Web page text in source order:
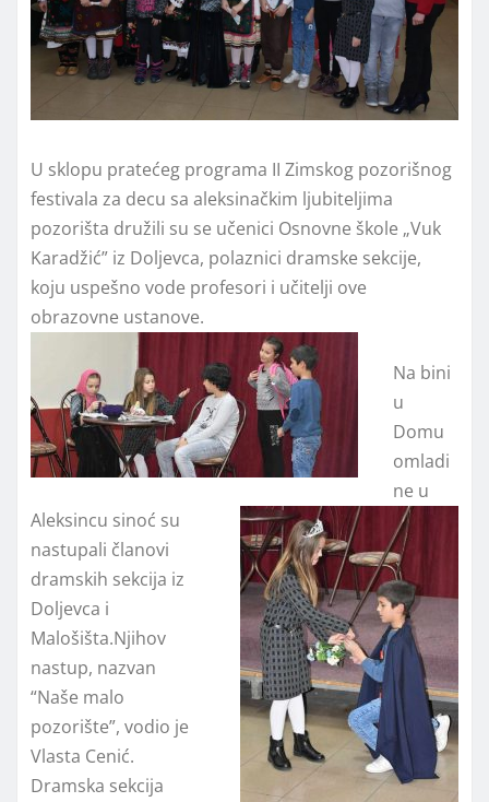
U sklopu pratećeg programa II Zimskog pozorišnog
festivala za decu sa aleksinačkim ljubiteljima
pozorišta družili su se učenici Osnovne škole „Vuk
Karadžić” iz Doljevca, polaznici dramske sekcije,
koju uspešno vode profesori i učitelji ove
obrazovne ustanove.
Na bini
u
Domu
omladi
ne u
Aleksincu sinoć su
nastupali članovi
dramskih sekcija iz
Doljevca i
Malošišta.Njihov
nastup, nazvan
“Naše malo
pozorište”, vodio je
Vlasta Cenić.
Dramska sekcija